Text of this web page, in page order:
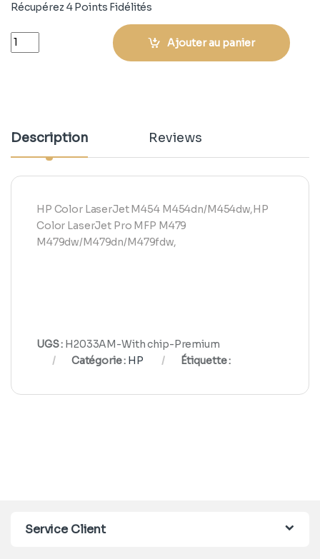
Récupérez 4 Points Fidélités
Quantity Ajouter au panier
Description Reviews
HP Color LaserJet M454 M454dn/M454dw,HP
Color LaserJet Pro MFP M479
M479dw/M479dn/M479fdw,
UGS : H2033AM-With chip-Premium
Catégorie : HP Étiquette :
Service Client